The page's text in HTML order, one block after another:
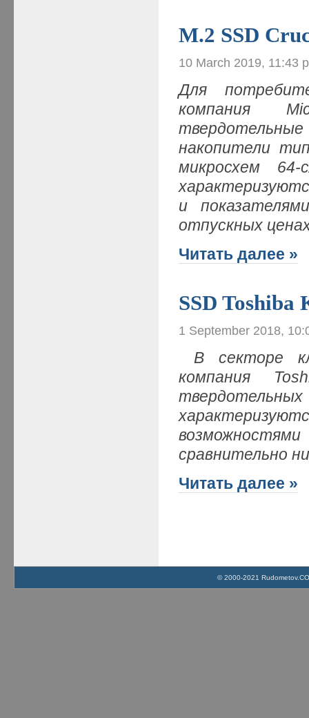
M.2 SSD
10 March 2019, 11:43
Для
компания
накопители
микросхем
и
отпускных
Читать далее »
SSD Toshiba
1 September 2018,
В секторе
компания
сравнительно
Читать далее »
© 2000-2021